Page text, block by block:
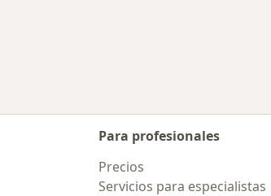
Para profesionales
Precios
Servicios para especialistas